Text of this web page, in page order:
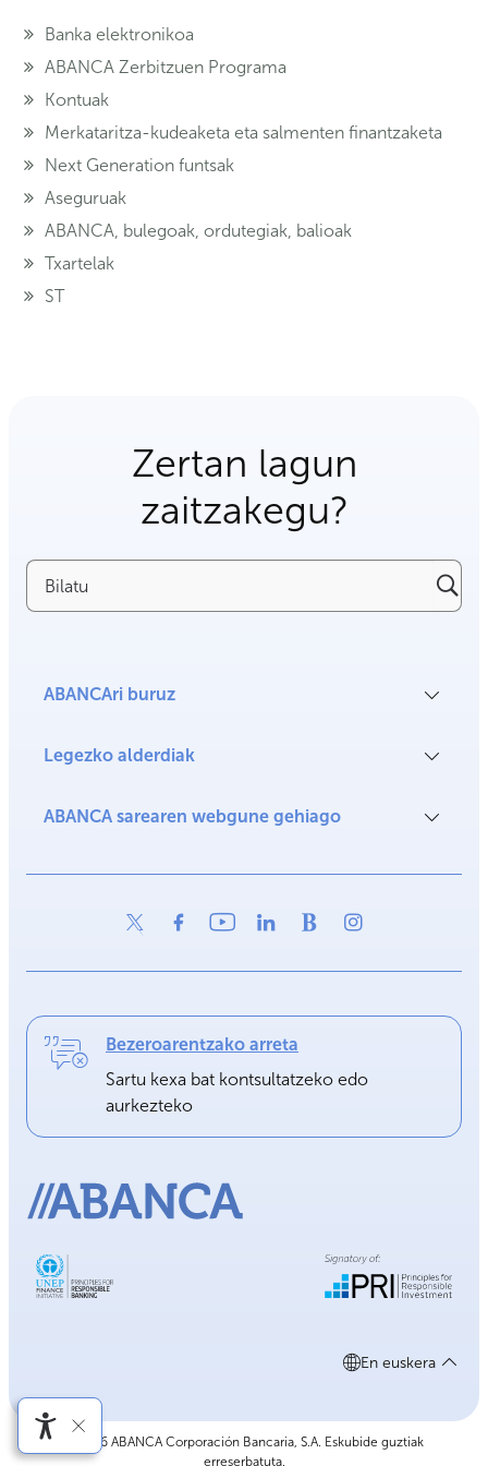
Banka elektronikoa
ABANCA Zerbitzuen Programa
Kontuak
Merkataritza-kudeaketa eta salmenten finantzaketa
Next Generation funtsak
Aseguruak
ABANCA, bulegoak, ordutegiak, balioak
Txartelak
ST
Zertan lagun
zaitzakegu?
Bilatu
ABANCAri buruz
Legezko alderdiak
ABANCA sarearen webgune gehiago
Bezeroarentzako arreta
Sartu kexa bat kontsultatzeko edo
aurkezteko
En euskera
©2026 ABANCA Corporación Bancaria, S.A. Eskubide guztiak
erreserbatuta.